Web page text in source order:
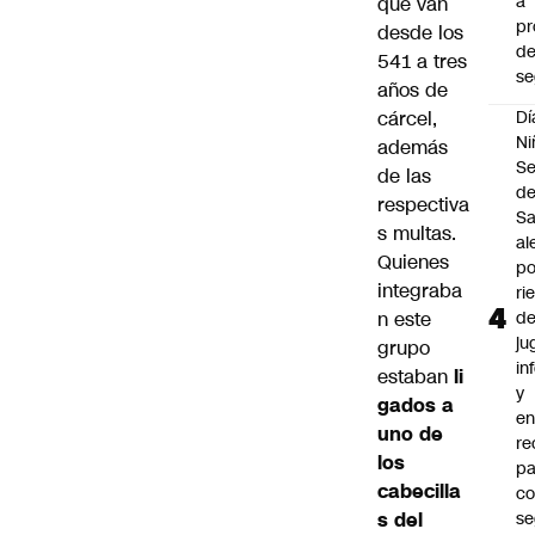
desde los
541 a tres
años de
cárcel,
además
de las
respectiva
s multas.
Quienes
integraba
n este
grupo
estaban li
gados a
uno de
los
cabecilla
s del
de
de
de
y